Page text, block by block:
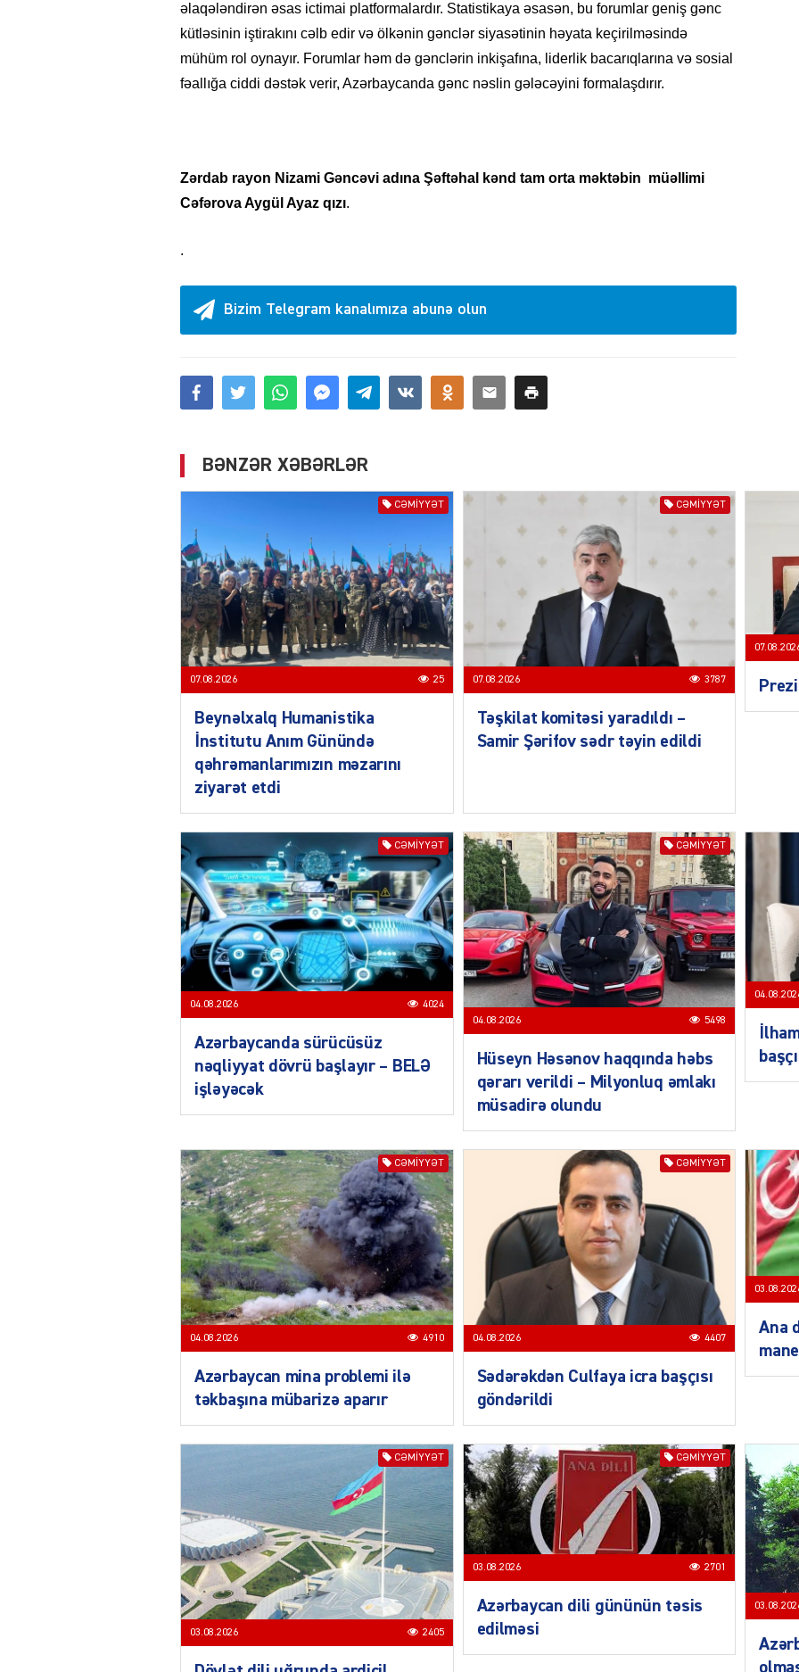
əlaqələndirən əsas ictimai platformalardır. Statistikaya əsasən, bu forumlar geniş gənc
kütləsinin iştirakını cəlb edir və ölkənin gənclər siyasətinin həyata keçirilməsində
mühüm rol oynayır. Forumlar həm də gənclərin inkişafına, liderlik bacarıqlarına və sosial
fəallığa ciddi dəstək verir, Azərbaycanda gənc nəslin gələcəyini formalaşdırır.
Zərdab rayon Nizami Gəncəvi adına Şəftəhal kənd tam orta məktəbin müəllimi
Cəfərova Aygül Ayaz qızı.
.
Bizim Telegram kanalımıza abunə olun
DÜNYA
BƏNZƏR XƏBƏRLƏR
CƏMIYYƏT
07.08.2026 25
Beynəlxalq Humanistika
İnstitutu Anım Günündə
qəhrəmanlarımızın məzarını
ziyarət etdi
CƏMIYYƏT
07.08.2026 3787
Təşkilat komitəsi yaradıldı –
Samir Şərifov sədr təyin edildi
CƏMIYYƏT
04.08.2026 4024
Azərbaycanda sürücüsüz
nəqliyyat dövrü başlayır – BELƏ
işləyəcək
CƏMIYYƏT
04.08.2026 5498
Hüseyn Həsənov haqqında həbs
qərarı verildi – Milyonluq əmlakı
müsadirə olundu
CƏMIYYƏT
04.08.2026 4910
Azərbaycan mina problemi ilə
təkbaşına mübarizə aparır
CƏMIYYƏT
04.08.2026 4407
Sədərəkdən Culfaya icra başçısı
göndərildi
Ana
CƏMIYYƏT
03.08.2026 2405
CƏMIYYƏT
03.08.2026 2701
Azərbaycan dili gününün təsis
edilməsi